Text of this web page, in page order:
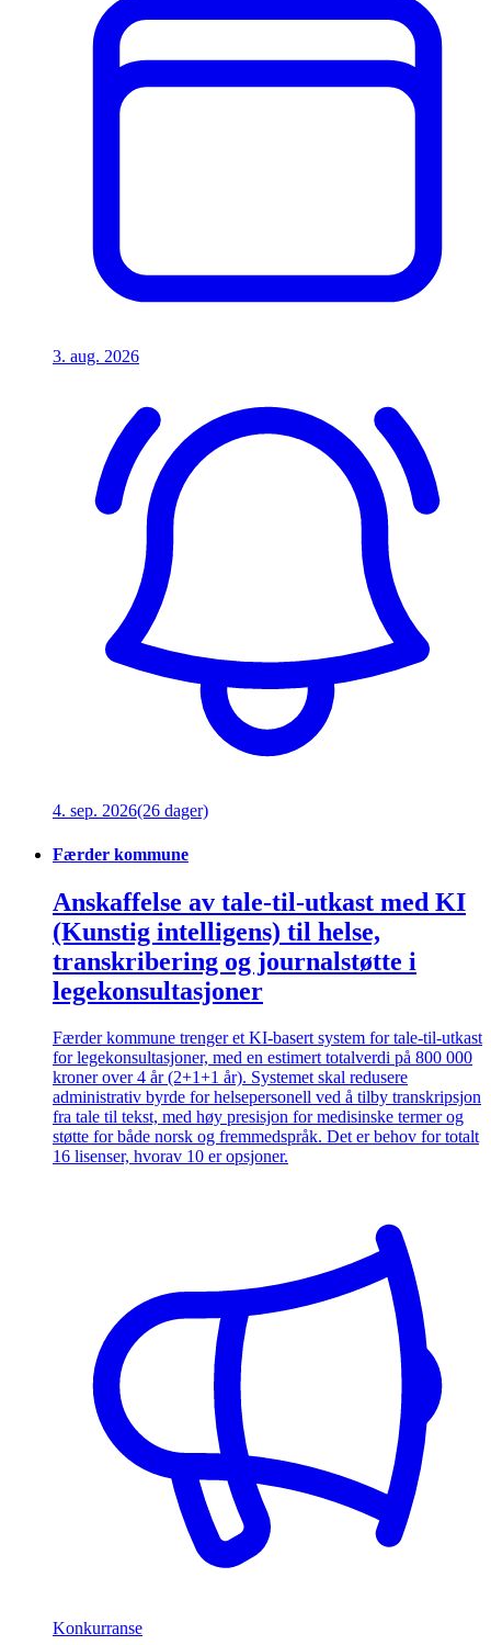
3. aug. 2026
4. sep. 2026(26 dager)
Færder kommune
Anskaffelse av tale-til-utkast med KI
(Kunstig intelligens) til helse,
transkribering og journalstøtte i
legekonsultasjoner
Færder kommune trenger et KI-basert system for tale-til-utkast
for legekonsultasjoner, med en estimert totalverdi på 800 000
kroner over 4 år (2+1+1 år). Systemet skal redusere
administrativ byrde for helsepersonell ved å tilby transkripsjon
fra tale til tekst, med høy presisjon for medisinske termer og
støtte for både norsk og fremmedspråk. Det er behov for totalt
16 lisenser, hvorav 10 er opsjoner.
Konkurranse